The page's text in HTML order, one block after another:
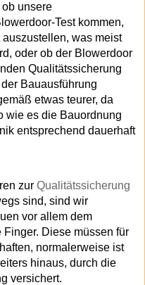
unsere
Test kommen,
auszustellen, was meist
oder ob der Blowerdoor
Qualitätssicherung
Bauausführung
etwas teurer, da
wie es die Bauordnung
entsprechend dauerhaft
zur Qualitätssicherung
sind, sind wir
vor allem dem
Diese müssen für
normalerweise ist
hinaus, durch die
versichert.